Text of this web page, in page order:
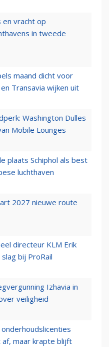
en vracht op
in tweede
maand dicht voor
Transavia wijken uit
Washington Dulles
Mobile Lounges
plaats Schiphol als best
luchthaven
2027 nieuwe route
directeur KLM Erik
bij ProRail
Izhavia in
veiligheid
maar krapte blijft